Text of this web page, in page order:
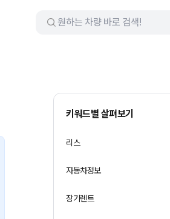
키워드별 살펴보기
리스
자동차정보
장기렌트